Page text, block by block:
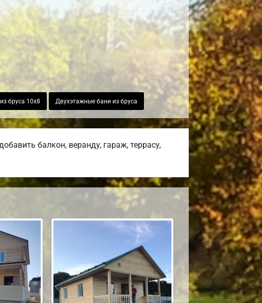
бруса 10х8 Двухэтажные бани из бруса
балкон, веранду, гараж, террасу,